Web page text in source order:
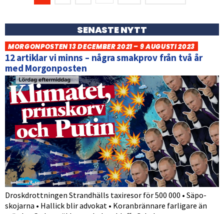
SENASTE NYTT
MORGONPOSTEN 13 DECEMBER 2021 – 9 AUGUSTI 2023
12 artiklar vi minns – några smakprov från två år
med Morgonposten
Droskdrottningen Strandhälls taxiresor för 500 000 • Säpo-
skojarna • Hallick blir advokat • Koranbrännare farligare än